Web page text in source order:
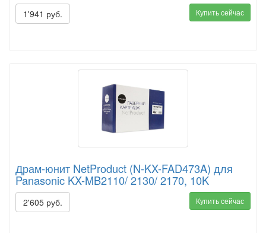
1'941 руб. Купить сейчас
Драм-юнит NetProduct (N-KX-FAD473A) для
Panasonic KX-MB2110/ 2130/ 2170, 10K
2'605 руб. Купить сейчас